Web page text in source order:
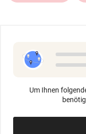
search
eingeben
Um Ihnen